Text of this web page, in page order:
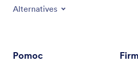
Alternatives
Pomoc